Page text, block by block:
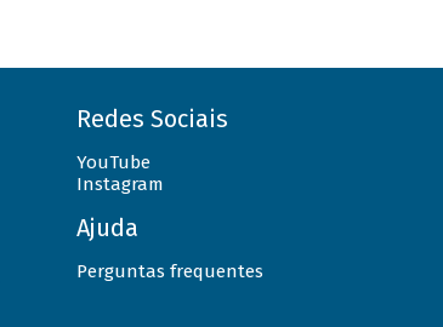
Redes Sociais
YouTube
Instagram
Ajuda
Perguntas frequentes